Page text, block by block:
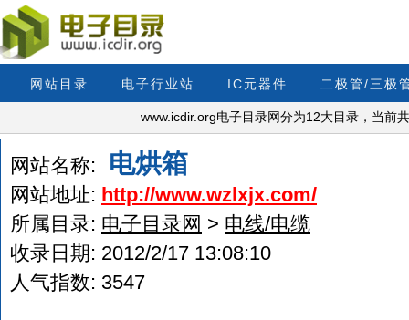
网站目录 电子行业站 IC元器件 二极管/三极
www.icdir.org电子目录网分为12大目录，当前
网站名称: 电烘箱
网站地址: http://www.wzlxjx.com/
所属目录: 电子目录网 > 电线/电缆
收录日期: 2012/2/17 13:08:10
人气指数: 3547